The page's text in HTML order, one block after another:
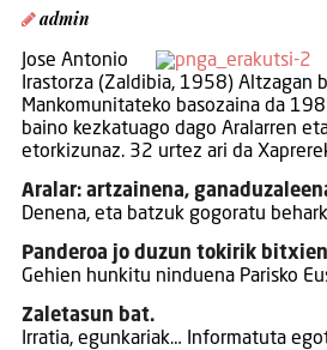
admin
Jose Antonio
Irastorza (Zaldibia, 1958) Altzagan
Mankomunitateko basozaina da
baino kezkatuago dago Aralarren
etorkizunaz. 32 urtez ari da
Aralar: artzainena,
Denena, eta batzuk gogoratu
Panderoa jo duzun tokirik
Gehien hunkitu ninduena Parisko
Zaletasun bat.
Irratia, egunkariak… Informatuta